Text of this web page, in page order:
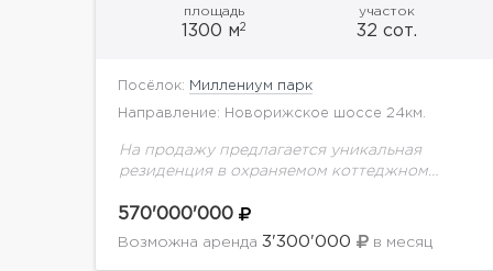
площадь
1300 м2
участок
32 сот.
Посёлок: Миллениум парк
Направление: Новорижское шоссе 24км.
На продажу предлагается уникальная
резиденция в охраняемом коттеджном
1 уровень: холл, гардеробная. с/у, кухня
(основная кухня + столовая + закрытая
570'000'000
Возможна аренда 3'300'000 в месяц